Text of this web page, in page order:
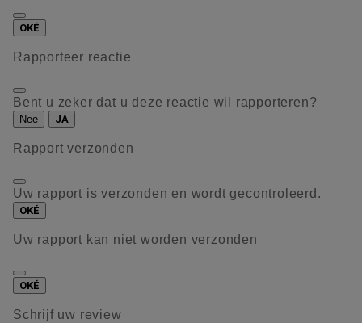
OKÉ
Rapporteer reactie
Bent u zeker dat u deze reactie wil rapporteren?
Nee JA
Rapport verzonden
Uw rapport is verzonden en wordt gecontroleerd.
OKÉ
Uw rapport kan niet worden verzonden
OKÉ
Schrijf uw review